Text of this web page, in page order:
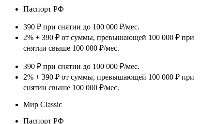
Паспорт РФ
390 ₽ при снятии до 100 000 ₽/мес.
2% + 390 ₽ от суммы, превышающей 100 000 ₽ при
снятии свыше 100 000 ₽/мес.
390 ₽ при снятии до 100 000 ₽/мес.
2% + 390 ₽ от суммы, превышающей 100 000 ₽ при
снятии свыше 100 000 ₽/мес.
Мир Classic
Паспорт РФ